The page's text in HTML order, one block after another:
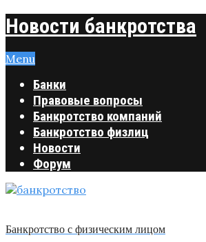
Новости банкротства
Menu
Банки
Правовые вопросы
Банкротство компаний
Банкротство физлиц
Новости
Форум
Банкротство с физическим лицом